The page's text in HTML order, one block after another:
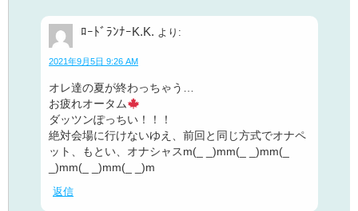
ﾛｰﾄﾞﾗﾝﾅｰK.K. より:
2021年9月5日 9:26 AM
オレ達の夏が終わっちゃう…
お疲れオータム
ダッツンぽっちい！！！
絶対会場に行けないゆえ、前回と同じ方式でオナペ
ット、もとい、オナシャスm(_ _)mm(_ _)mm(_
_)mm(_ _)mm(_ _)m
返信